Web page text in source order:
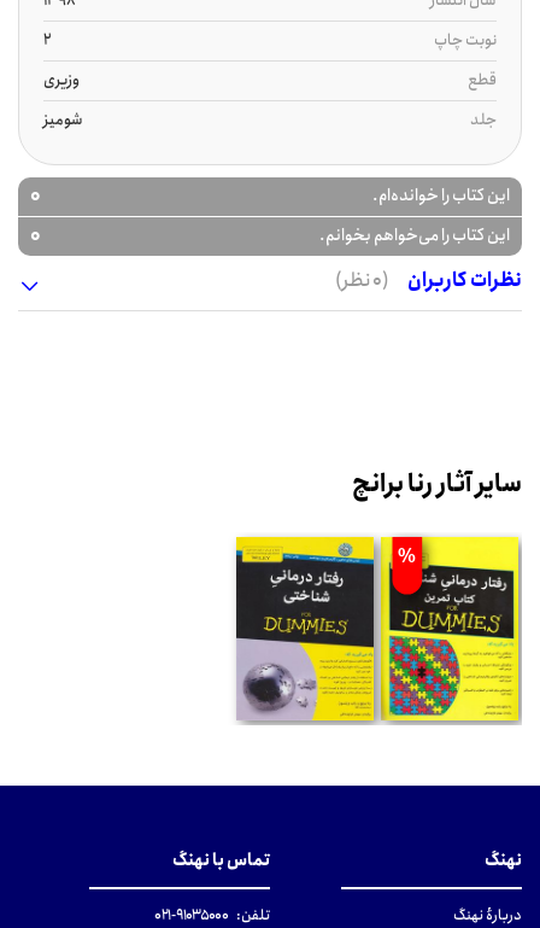
نوبت چاپ
2
قطع
وزیری
جلد
شومیز
این کتاب را خوانده‌ام. 0
این کتاب را می‌خواهم بخوانم.
0
نظرات کاربران
(0 نظر)
سایر آثار رنا برانچ
%
نهنگ
دربارهٔ نهنگ
تماس با نهنگ
تلفن: ۹۱۰۳۵۰۰۰-۰۲۱